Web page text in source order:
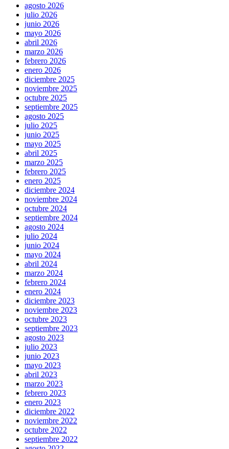
agosto 2026
julio 2026
junio 2026
mayo 2026
abril 2026
marzo 2026
febrero 2026
enero 2026
diciembre 2025
noviembre 2025
octubre 2025
septiembre 2025
agosto 2025
julio 2025
junio 2025
mayo 2025
abril 2025
marzo 2025
febrero 2025
enero 2025
diciembre 2024
noviembre 2024
octubre 2024
septiembre 2024
agosto 2024
julio 2024
junio 2024
mayo 2024
abril 2024
marzo 2024
febrero 2024
enero 2024
diciembre 2023
noviembre 2023
octubre 2023
septiembre 2023
agosto 2023
julio 2023
junio 2023
mayo 2023
abril 2023
marzo 2023
febrero 2023
enero 2023
diciembre 2022
noviembre 2022
octubre 2022
septiembre 2022